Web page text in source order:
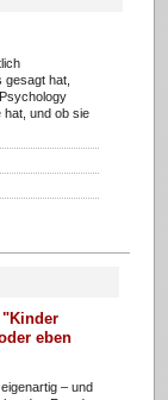
gesagt hat,
hat, und ob sie
"Kinder
eben
– und